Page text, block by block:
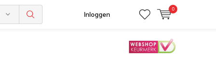
Inloggen
0